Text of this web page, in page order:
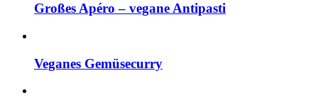
Großes Apéro – vegane Antipasti
Veganes Gemüsecurry